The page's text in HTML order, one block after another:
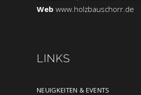
Web www.holzbauschorr.de
LINKS
NEUIGKEITEN & EVENTS